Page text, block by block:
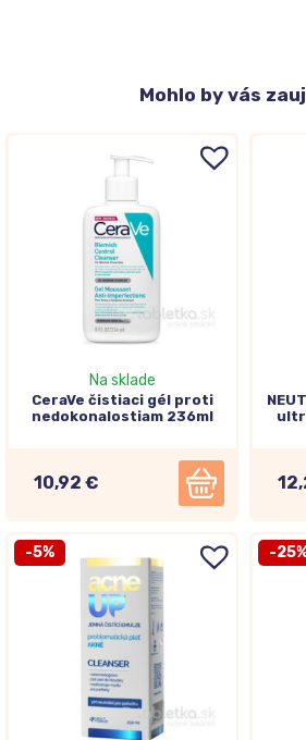
Mohlo by vás
Na sklade
CeraVe čistiaci gél proti
nedokonalostiam 236ml
10,92 €
-5% -